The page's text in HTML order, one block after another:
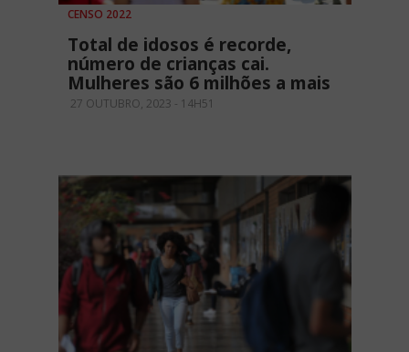
CENSO 2022
Total de idosos é recorde,
número de crianças cai.
Mulheres são 6 milhões a mais
27 OUTUBRO, 2023 - 14H51